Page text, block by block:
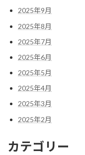
2025年9月
2025年8月
2025年7月
2025年6月
2025年5月
2025年4月
2025年3月
2025年2月
カテゴリー